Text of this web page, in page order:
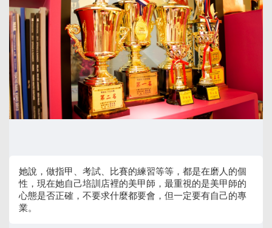
她說，做指甲、考試、比賽的練習等等，都是在磨人的個
性，現在她自己培訓店裡的美甲師，最重視的是美甲師的
心態是否正確，不要求什麼都要會，但一定要有自己的專
業。